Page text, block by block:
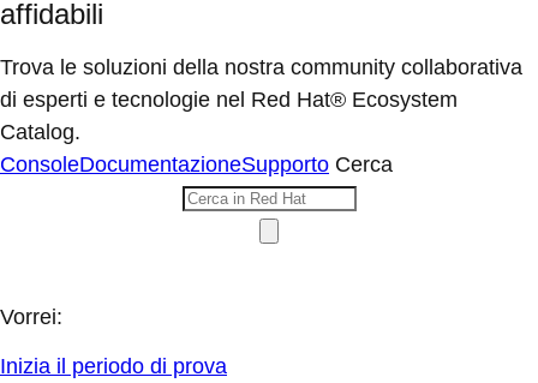
affidabili
Trova le soluzioni della nostra community collaborativa
di esperti e tecnologie nel Red Hat® Ecosystem
Catalog.
ConsoleDocumentazioneSupporto Cerca
Vorrei:
Inizia il periodo di prova